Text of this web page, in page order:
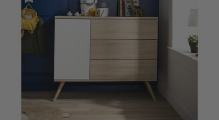
3 fianchi dei cassetti in pannello di fibra a media densità (MDF)
laccato in bianco.